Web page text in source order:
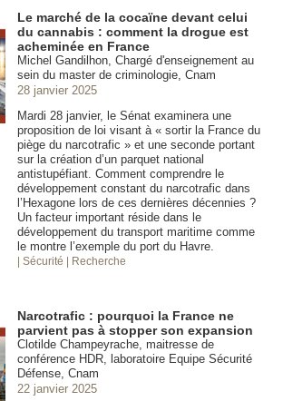
Le marché de la cocaïne devant celui
du cannabis : comment la drogue est
acheminée en France
Michel Gandilhon, Chargé d'enseignement au
sein du master de criminologie, Cnam
28 janvier 2025
Mardi 28 janvier, le Sénat examinera une
proposition de loi visant à « sortir la France du
piège du narcotrafic » et une seconde portant
sur la création d’un parquet national
antistupéfiant. Comment comprendre le
développement constant du narcotrafic dans
l’Hexagone lors de ces dernières décennies ?
Un facteur important réside dans le
développement du transport maritime comme
le montre l’exemple du port du Havre.
| Sécurité | Recherche
Narcotrafic : pourquoi la France ne
parvient pas à stopper son expansion
Clotilde Champeyrache, maitresse de
conférence HDR, laboratoire Equipe Sécurité
Défense, Cnam
22 janvier 2025